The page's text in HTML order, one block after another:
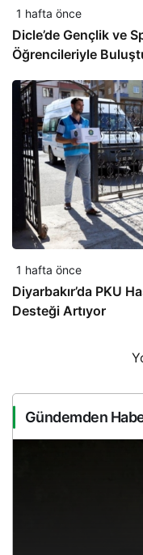
1 hafta önce
Dicle’de Gençlik ve
Öğrencileriyle
1 hafta önce
Diyarbakır’da PKU
Desteği Artıyor
Gündemden